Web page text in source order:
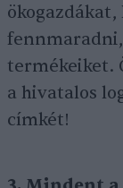
fennmaradni,
termékeiket.
a hivatalos
címkét!